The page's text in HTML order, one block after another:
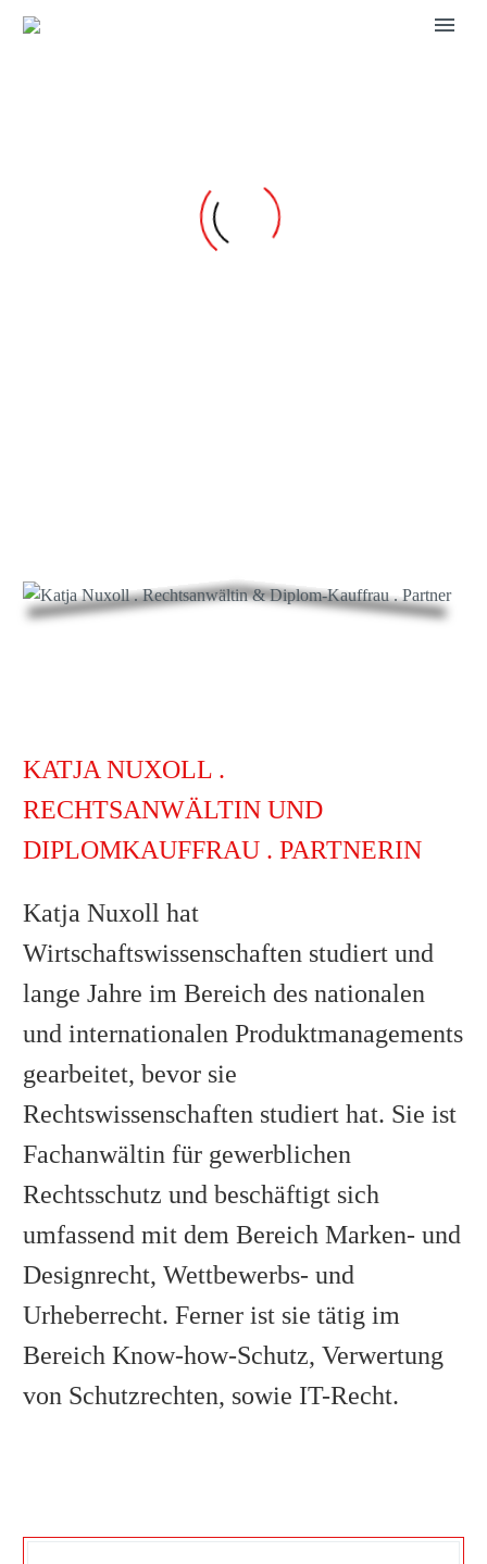
KATJA NUXOLL .
RECHTSANWÄLTIN UND
DIPLOMKAUFFRAU . PARTNERIN
Katja Nuxoll hat
Wirtschaftswissenschaften studiert und
lange Jahre im Bereich des nationalen
und internationalen Produktmanagements
gearbeitet, bevor sie
Rechtswissenschaften studiert hat. Sie ist
Fachanwältin für gewerblichen
Rechtsschutz und beschäftigt sich
umfassend mit dem Bereich Marken- und
Designrecht, Wettbewerbs- und
Urheberrecht. Ferner ist sie tätig im
Bereich Know-how-Schutz, Verwertung
von Schutzrechten, sowie IT-Recht.